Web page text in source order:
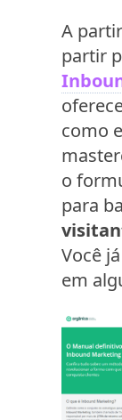
A
partir
como
o
para
Você
em